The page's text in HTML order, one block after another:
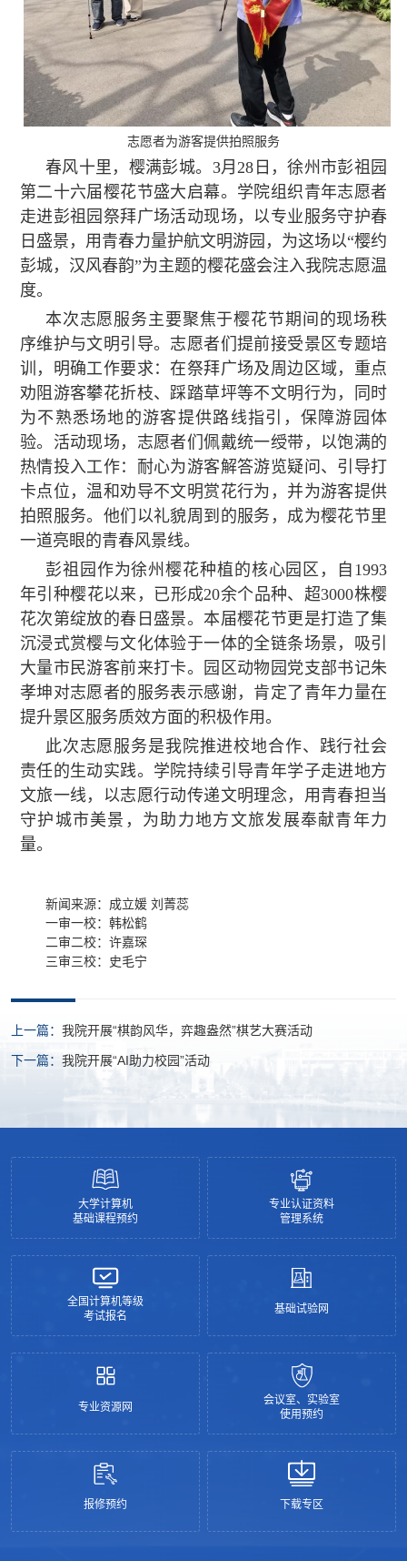
志愿者为游客提供拍照服务
春风十里，樱满彭城。3月28日，徐州市彭祖园
第二十六届樱花节盛大启幕。学院组织青年志愿者
走进彭祖园祭拜广场活动现场，以专业服务守护春
日盛景，用青春力量护航文明游园，为这场以“樱约
彭城，汉风春韵”为主题的樱花盛会注入我院志愿温
度。
本次志愿服务主要聚焦于樱花节期间的现场秩
序维护与文明引导。志愿者们提前接受景区专题培
训，明确工作要求：在祭拜广场及周边区域，重点
劝阻游客攀花折枝、踩踏草坪等不文明行为，同时
为不熟悉场地的游客提供路线指引，保障游园体
验。活动现场，志愿者们佩戴统一绶带，以饱满的
热情投入工作：耐心为游客解答游览疑问、引导打
卡点位，温和劝导不文明赏花行为，并为游客提供
拍照服务。他们以礼貌周到的服务，成为樱花节里
一道亮眼的青春风景线。
彭祖园作为徐州樱花种植的核心园区，自1993
年引种樱花以来，已形成20余个品种、超3000株樱
花次第绽放的春日盛景。本届樱花节更是打造了集
沉浸式赏樱与文化体验于一体的全链条场景，吸引
大量市民游客前来打卡。园区动物园党支部书记朱
孝坤对志愿者的服务表示感谢，肯定了青年力量在
提升景区服务质效方面的积极作用。
此次志愿服务是我院推进校地合作、践行社会
责任的生动实践。学院持续引导青年学子走进地方
文旅一线，以志愿行动传递文明理念，用青春担当
守护城市美景，为助力地方文旅发展奉献青年力
量。
新闻来源：成立媛 刘菁蕊
一审一校：韩松鹤
二审二校：许嘉琛
三审三校：史毛宁
上一篇： 我院开展“棋韵风华，弈趣盎然”棋艺大赛活动
下一篇： 我院开展“AI助力校园”活动
大学计算机
基础课程预约
专业认证资料
管理系统
全国计算机等级
考试报名
基础试验网
专业资源网
会议室、实验室
使用预约
报修预约 下载专区